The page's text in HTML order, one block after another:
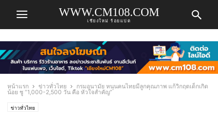
WWW.CM108.COM
เชียงใหม่ ร้อยแปด
หน้าแรก ข่าวทั่วไทย
กรมอนามัย หนุนคนไทยมีลูกคุณภาพ แก้วิกฤตเด็กเกิด
น้อย ชู “1,000-2,500 วัน คือ หัวใจสำคัญ”
ข่าวทั่วไทย